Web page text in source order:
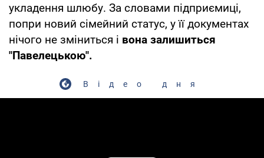
укладення шлюбу. За словами підприємиці,
попри новий сімейний статус, у її документах
нічого не зміниться і вона залишиться
"Павелецькою".
Відео дня